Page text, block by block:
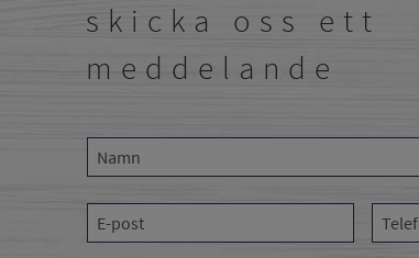
skicka oss ett
meddelande